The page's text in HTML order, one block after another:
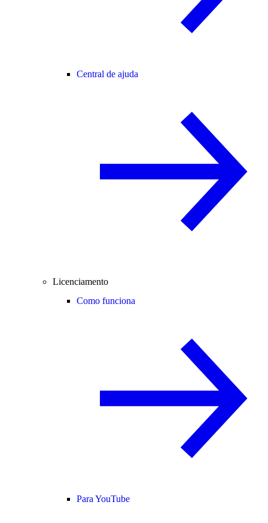
Central de ajuda
Licenciamento
Como funciona
Para YouTube